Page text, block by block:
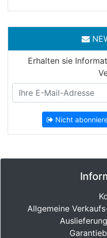
Erhalten sie
Nicht
Allgemeine